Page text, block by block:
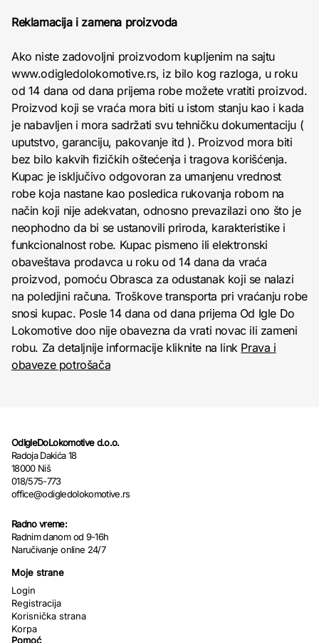
Reklamacija i zamena proizvoda
Ako niste zadovoljni proizvodom kupljenim na sajtu
www.odigledolokomotive.rs, iz bilo kog razloga, u roku
od 14 dana od dana prijema robe možete vratiti proizvod.
Proizvod koji se vraća mora biti u istom stanju kao i kada
je nabavljen i mora sadržati svu tehničku dokumentaciju (
uputstvo, garanciju, pakovanje itd ). Proizvod mora biti
bez bilo kakvih fizičkih oštećenja i tragova korišćenja.
Kupac je isključivo odgovoran za umanjenu vrednost
robe koja nastane kao posledica rukovanja robom na
način koji nije adekvatan, odnosno prevazilazi ono što je
neophodno da bi se ustanovili priroda, karakteristike i
funkcionalnost robe. Kupac pismeno ili elektronski
obaveštava prodavca u roku od 14 dana da vraća
proizvod, pomoću Obrasca za odustanak koji se nalazi
na poledjini računa. Troškove transporta pri vraćanju robe
snosi kupac. Posle 14 dana od dana prijema Od Igle Do
Lokomotive doo nije obavezna da vrati novac ili zameni
robu. Za detaljnije informacije kliknite na link Prava i
obaveze potrošača
OdIgleDoLokomotive d.o.o.
Radoja Dakića 18
18000 Niš
018/575-773
office@odigledolokomotive.rs
Radno vreme:
Radnim danom od 9-16h
Naručivanje online 24/7
Moje strane
Login
Registracija
Korisnička strana
Korpa
Pomoć